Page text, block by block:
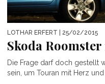
LOTHAR ERFERT | 25/02/2015
Skoda Roomster
Die Frage darf doch gestellt
sein, um Touran mit Herz und